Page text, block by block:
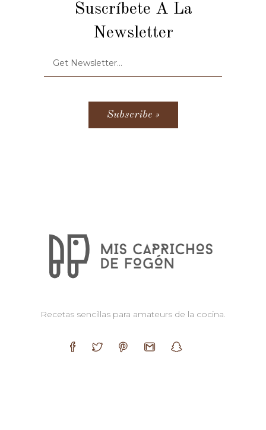
Suscríbete A La
Newsletter
Recetas sencillas para amateurs de la cocina.